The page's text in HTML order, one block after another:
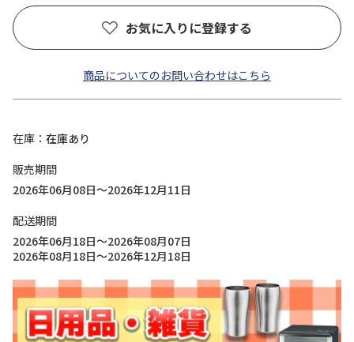
お気に入りに登録する
商品についてのお問い合わせはこちら
在庫
在庫あり
販売期間
2026年06月08日～2026年12月11日
配送期間
2026年06月18日～2026年08月07日
2026年08月18日～2026年12月18日